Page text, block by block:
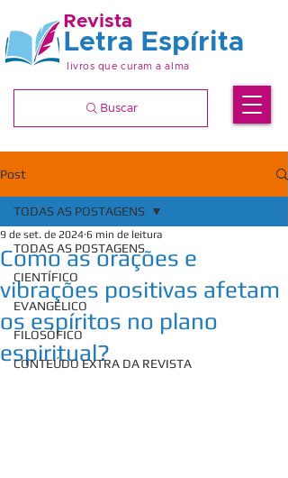
Revista
livros que curam a alma
Letra Espírita
Buscar
Post
TODAS AS POSTAGENS
CIENTÍFICO
EVANGÉLICO
FILOSÓFICO
CONTEÚDO EXTRA DA REVISTA
TODAS AS POSTAGENS
Como as orações e
vibrações positivas afetam
os espíritos no plano
espiritual?
9 de set. de 2024 6 min de leitura